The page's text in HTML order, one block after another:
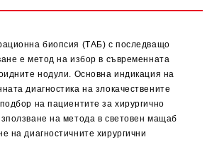
биопсия (ТАБ) с последващо
е метод на избор в съвременната
нодули. Основна индикация на
диагностика на злокачествените
на пациентите за хирургично
на метода в световен мащаб
на диагностичните хирургични